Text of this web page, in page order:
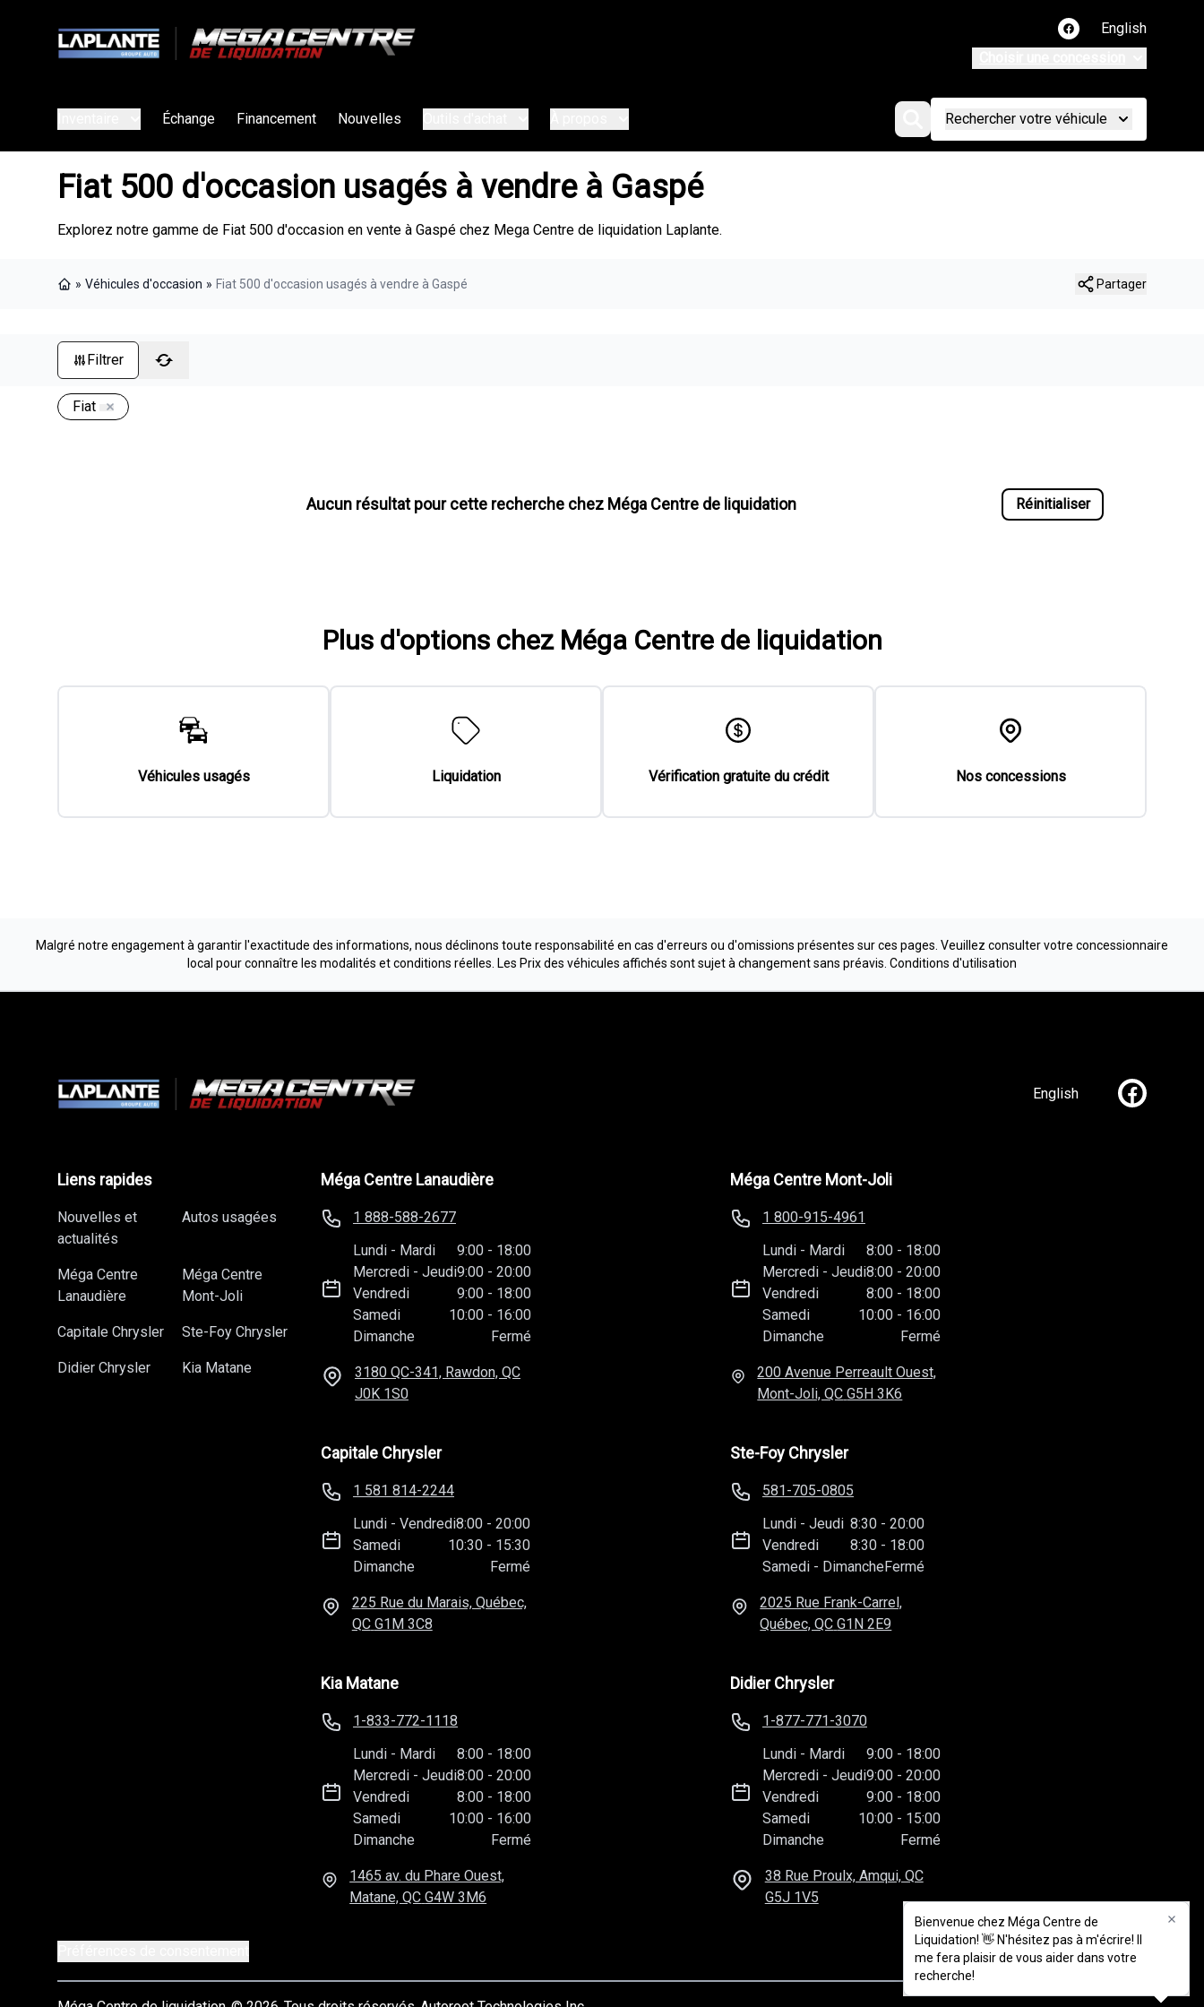
Lien vers notre page
English
Échange Financement Nouvelles Rechercher votre véhicule
Fiat 500 d'occasion usagés à vendre à Gaspé
Explorez notre gamme de Fiat 500 d'occasion en vente à Gaspé chez Mega Centre de liquidation Laplante.
» Véhicules d'occasion » Fiat 500 d'occasion usagés à vendre à Gaspé Partager
Bienvenue chez Méga Centre de
Liquidation! 👋 N'hésitez pas à m'écrire! Il
me fera plaisir de vous aider dans votre
recherche!
Filtrer
Fiat
Aucun résultat pour cette recherche chez Méga Centre de liquidation Réinitialiser
Plus d'options chez Méga Centre de liquidation
Véhicules usagés Liquidation Vérification gratuite du crédit Nos concessions
Malgré notre engagement à garantir l'exactitude des informations, nous déclinons toute responsabilité en cas d'erreurs ou d'omissions présentes sur ces pages. Veuillez consulter votre concessionnaire
local pour connaître les modalités et conditions réelles. Les Prix des véhicules affichés sont sujet à changement sans préavis. Conditions d'utilisation
English Lien vers
Liens rapides
Nouvelles et
actualités
Autos usagées
Méga Centre
Lanaudière
Méga Centre
Mont-Joli
Capitale Chrysler Ste-Foy Chrysler
Didier Chrysler Kia Matane
Méga Centre Lanaudière
1 888-588-2677
Lundi - Mardi 9:00 - 18:00
Mercredi -Jeudi9:00 - 20:00
Vendredi
9:00 - 18:00
Samedi
10:00 - 16:00
Dimanche
Fermé
3180 QC-341, Rawdon, QC
J0K 1S0
Méga Centre Mont-Joli
1 800-915-4961
Lundi - Mardi 8:00 - 18:00
Mercredi - Jeudi8:00 - 20:00
Vendredi
8:00 - 18:00
Samedi
10:00 - 16:00
Dimanche
Fermé
200 Avenue Perreault Ouest,
Mont-Joli, QC G5H 3K6
Capitale Chrysler
1 581 814-2244
Lundi -Vendredi8:00 - 20:00
Samedi
10:30 - 15:30
Dimanche
Fermé
225 Rue du Marais, Québec,
QC G1M 3C8
Ste-Foy Chrysler
581-705-0805
Lundi - Jeudi 8:30 - 20:00
Vendredi
8:30 - 18:00
Samedi - DimancheFermé
2025 Rue Frank-Carrel,
Québec, QC G1N 2E9
Kia Matane
1-833-772-1118
Lundi - Mardi 8:00 - 18:00
Mercredi -Jeudi8:00 - 20:00
Vendredi
8:00 - 18:00
Samedi
10:00 - 16:00
Dimanche
Fermé
1465 av. du Phare Ouest,
Matane, QC G4W 3M6
Didier Chrysler
1-877-771-3070
Lundi - Mardi 9:00 - 18:00
Mercredi - Jeudi9:00 - 20:00
Vendredi
9:00 - 18:00
Samedi
10:00 - 15:00
Dimanche
Fermé
38 Rue Proulx, Amqui, QC
G5J 1V5
Bienvenue chez Méga Centre de
Liquidation! 👋 N'hésitez pas à m'écrire! Il
me fera plaisir de vous aider dans votre
recherche!